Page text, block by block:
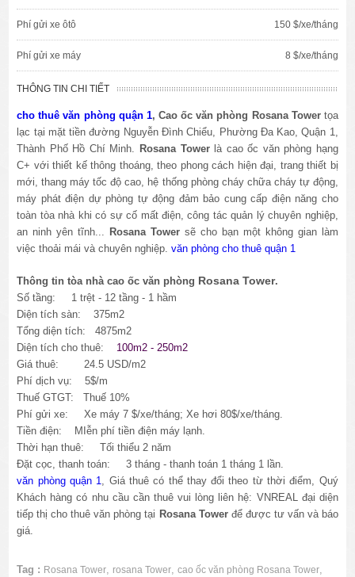
Phí gửi xe ôtô 150 $/xe/tháng
Phí gửi xe máy 8 $/xe/tháng
THÔNG TIN CHI TIẾT
cho thuê văn phòng quận 1, Cao ốc văn phòng Rosana Towertọa
lạc tại mặt tiền đường Nguyễn Đình Chiểu, Phường Đa Kao, Quận 1,
Thành Phố Hồ Chí Minh
Rosana Towerlà cao ốc văn phòng hạng
C+ với thiết kế thông thoáng, theo phong cách hiện đại, trang thiết bị
mới, thang máy tốc độ cao, hệ thống phòng cháy chữa cháy tự động,
máy phát điện dự phòng tự động đảm bảo cung cấp điện năng cho
toàn tòa nhà khi có sự cố mất điện, công tác quản lý chuyên nghiệp,
an ninh yên tĩnh... Rosana Tower sẽ cho bạn một không gian làm
việc thoải mái và chuyên nghiệp.văn phòng cho thuê quận 1
Thông tin tòa nhà cao ốc văn phòng Rosana Tower.
Số tầng: 1 trệt - 12 tầng - 1 hầm
Diện tích sàn: 375m2
Tổng diện tích: 4875m2
Diện tích cho thuê: 100m2 - 250m2
Giá thuê: 24.5 USD/m2
Phí dịch vụ: 5$/m
Thuế GTGT: Thuế 10%
Phí gửi xe: Xe máy 7 $/xe/tháng; Xe hơi 80$/xe/tháng.
Tiền điện: MIễn phí tiền điện máy lạnh.
Thời hạn thuê: Tối thiểu 2 năm
Đặt cọc, thanh toán: 3 tháng - thanh toán 1 tháng 1 lần.
văn phòng quận 1
, Giá thuê có thể thay đổi theo từ thời điểm, Quý
Khách hàng có nhu cầu cần thuê vui lòng liên hệ: VNREAL đại diện
tiếp thị cho thuê văn phòng tại Rosana Towerđể được tư vấn và báo
giá.
Tag : Rosana Tower rosana Tower ,cao ốc văn phòng Rosana Tower